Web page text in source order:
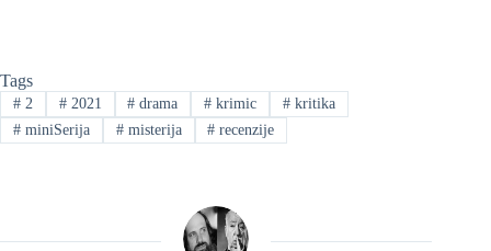
Tags
#2 #2021 # drama # krimic # kritika
#miniSerija #misterija # recenzije